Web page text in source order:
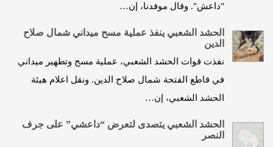
"داعش". وقال موفدنا، إن…
الحشد الشعبي ينفذ عملية مسح ميداني شمال صلاح
الدين
نفذت قوات الحشد الشعبي، عملية مسح وتطهير ميداني
في قاطع الفتحة شمال صلاح الدين. ونقل اعلام هيئة
الحشد الشعبي، إن…
الحشد الشعبي يتصدى لتعرض “داعشي” على جرف
النصر